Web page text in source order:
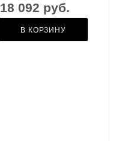
18 092 руб.
В КОРЗИНУ